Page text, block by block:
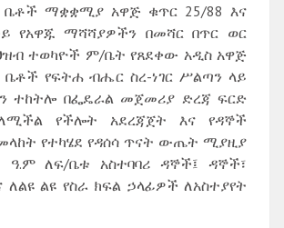
ቤቶች ማቋቋሚያ አዋጅ ቁጥር 25/88 እና
የአዋጁ ማሻሻያዎችን በመሻር በጥር ወር
ተወካዮች ም/ቤት የጸደቀው አዲስ አዋጅ
የፍትሐ ብሔር ስረ-ነገር ሥልጣን ላይ
ተከትሎ በፌዴራል መጀመሪያ ድረጃ ፍርድ
የችሎት አደረጃጀት እና የዳኞች
የተካሄደ የዳሰሳ ጥናት ውጤት ሚያዚያ
ዓ.ም ለፍ/ቤቱ አስተባባሪ ዳኞች፤ ዳኞች፣
ልዩ የስራ ክፍል ኃላፊዎች ለአስተያየት